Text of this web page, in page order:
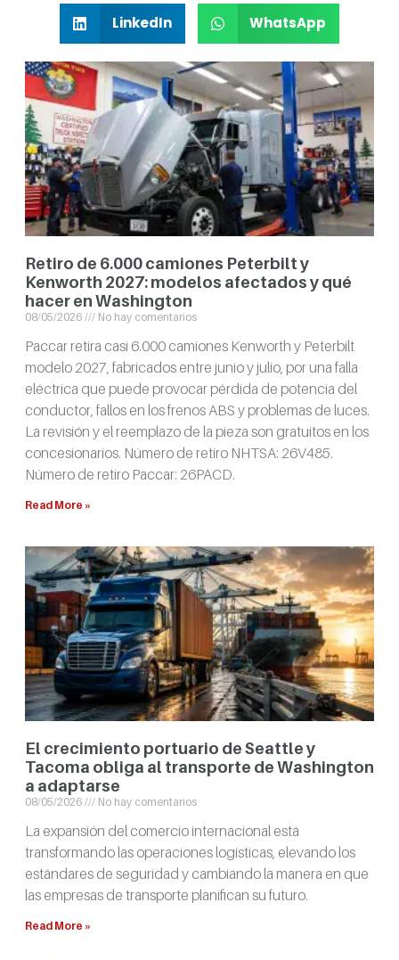
LinkedIn WhatsApp
Retiro de 6.000 camiones Peterbilt y
Kenworth 2027: modelos afectados y qué
hacer en Washington
08/05/2026 No hay comentarios
Paccar retira casi 6.000 camiones Kenworth y Peterbilt
modelo 2027, fabricados entre junio y julio, por una falla
eléctrica que puede provocar pérdida de potencia del
conductor, fallos en los frenos ABS y problemas de luces.
La revisión y el reemplazo de la pieza son gratuitos en los
concesionarios. Número de retiro NHTSA: 26V485.
Número de retiro Paccar: 26PACD.
Read More »
El crecimiento portuario de Seattle y
Tacoma obliga al transporte de Washington
a adaptarse
08/05/2026 No hay comentarios
La expansión del comercio internacional está
transformando las operaciones logísticas, elevando los
estándares de seguridad y cambiando la manera en que
las empresas de transporte planifican su futuro.
Read More »